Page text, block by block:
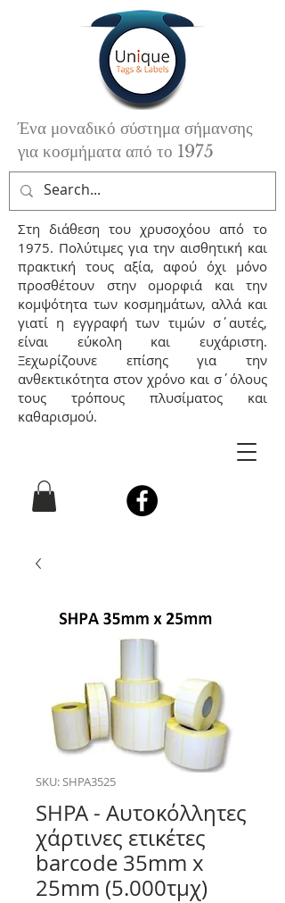
Ένα μοναδικό σύστημα σήμανσης
για κοσμήματα από το 1975
Στη διάθεση του χρυσοχόου από το
1975. Πολύτιμες για την αισθητική και
πρακτική τους αξία, αφού όχι μόνο
προσθέτουν στην ομορφιά και την
κομψότητα των κοσμημάτων, αλλά και
γιατί η εγγραφή των τιμών σ΄αυτές,
είναι εύκολη και ευχάριστη.
Ξεχωρίζουνε επίσης για την
ανθεκτικότητα στον χρόνο και σ΄όλους
τους τρόπους πλυσίματος και
καθαρισμού.
SKU: SHPA3525
SHPA - Αυτοκόλλητες
χάρτινες ετικέτες
barcode 35mm x
25mm (5.000τμχ)